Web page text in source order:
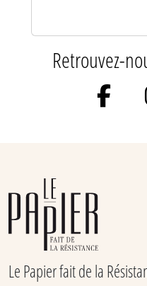
Retrouvez-
Le Papier fait de la